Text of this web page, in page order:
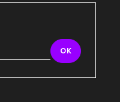
en font un allié
de courte durée.
et la sécurité, un
en ABS avec
Ses quatre
les déplacements,